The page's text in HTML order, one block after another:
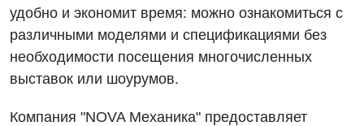
удобно и экономит время: можно ознакомиться с
различными моделями и спецификациями без
необходимости посещения многочисленных
выставок или шоурумов.
Компания "NOVA Механика" предоставляет